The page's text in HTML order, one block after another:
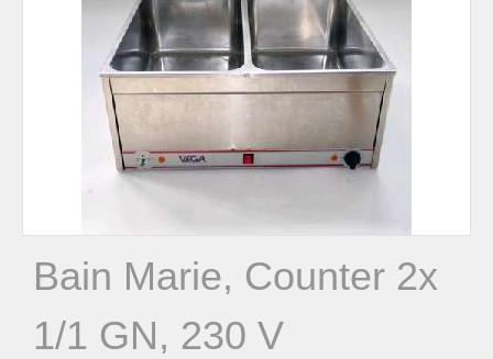
h
:
Bain Marie, Counter 2x
1/1 GN, 230 V